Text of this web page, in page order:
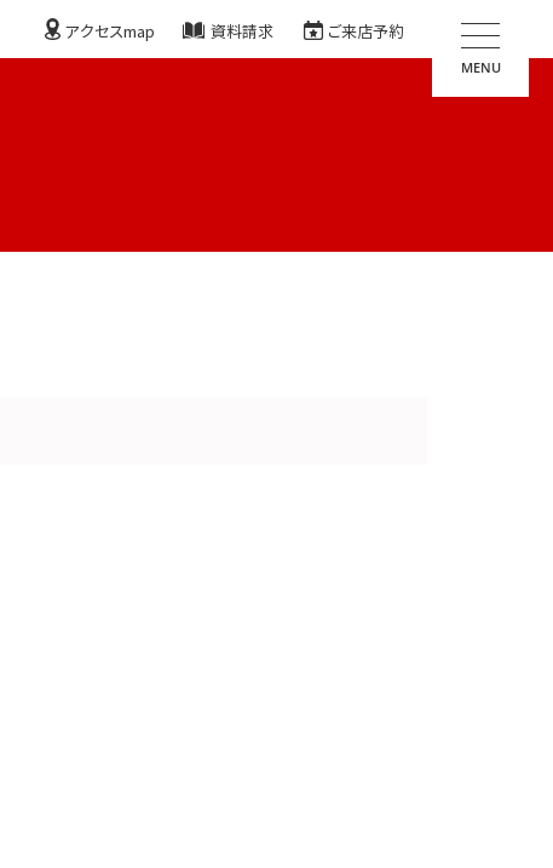
アクセスmap 資料請求 ご来店予約
MENU